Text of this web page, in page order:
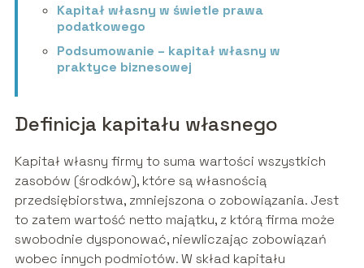
Kapitał własny w świetle prawa
podatkowego
Podsumowanie – kapitał własny w
praktyce biznesowej
Definicja kapitału własnego
Kapitał własny firmy to suma wartości wszystkich
zasobów (środków), które są własnością
przedsiębiorstwa, zmniejszona o zobowiązania. Jest
to zatem wartość netto majątku, z którą firma może
swobodnie dysponować, niewliczając zobowiązań
wobec innych podmiotów. W skład kapitału